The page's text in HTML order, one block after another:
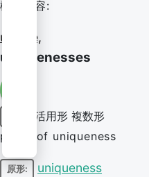
検索内容:
unique,
uniquenesses
活用形 複数形
plural of uniqueness
原形: uniqueness